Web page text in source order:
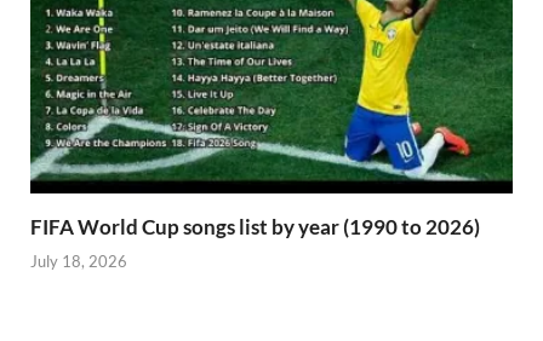
FIFA World Cup songs list by year (1990 to 2026)
July 18, 2026